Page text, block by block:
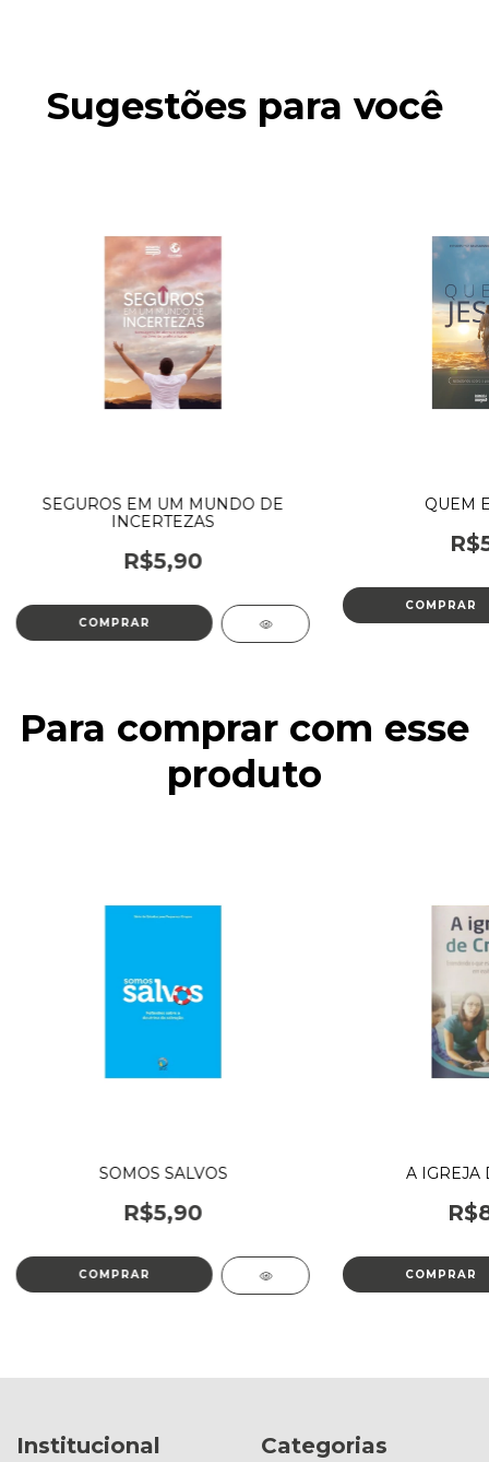
Sugestões para você
SEGUROS EM UM MUNDO DE
INCERTEZAS
R$5,90
QUEM
Para comprar com esse
produto
SOMOS SALVOS
R$5,90
A IGREJA
Institucional Categorias